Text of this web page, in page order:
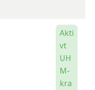
Akti
vt
UH
M-
kra